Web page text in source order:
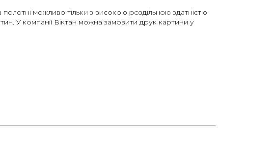
можливо тільки з високою роздільною здатністю
У компанії Віктан можна замовити друк картини у